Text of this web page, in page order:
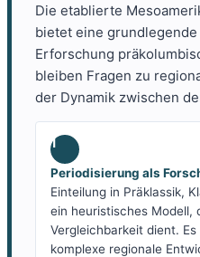
Die etablierte
bietet eine
Erforschung
bleiben Fragen zu
der Dynamik zwischen
1
Periodisierung als
Einteilung in Präklassik,
ein heuristisches Modell,
Vergleichbarkeit dient.
komplexe regionale